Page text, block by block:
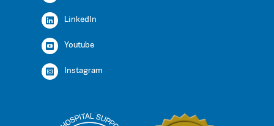
LinkedIn
Youtube
Instagram